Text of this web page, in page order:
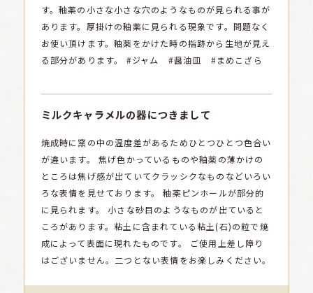
す。釉薬の小さな小さな穴のようなものが見られる事が
あります。厚掛けの釉薬に見られる現象です。問題なく
お使い頂けます。釉薬をかけた時の指跡から生地が見え
る部分があります。
#ジャム #醤油皿 #まめこざら
ミルクキャラメルの器につきまして
焼成時に窯の中の温度差があるためひとつひとつ色合い
が違います。
焦げ色かっているものや釉薬の薄かけの
ところは焦げ感が出ていてクラッシクなものなどいろい
ろな表情を見せております。
釉薬ピンホールが部分的
に見られます。
小さな砂目のようなものが出ていると
ころがあります。粘土に含まれている粘土(石)の粒で焼
成によって表面に現れたものです。
ご使用上差し障り
はございません。二つとない表情をお楽しみください。